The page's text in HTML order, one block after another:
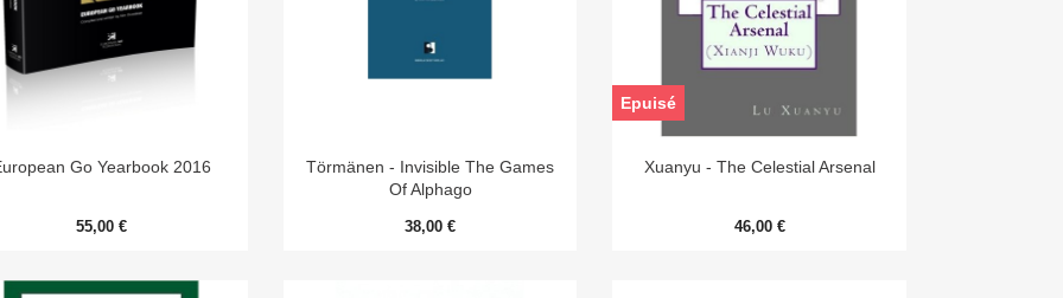
Aperçu rapide
Go Yearbook 2016
55,00 €
 Aperçu rapide
Törmänen - Invisible The Games
Of Alphago
38,00 €
 Aperçu rapide
Xuanyu - The Celestial Arsenal
46,00 €
Epuisé